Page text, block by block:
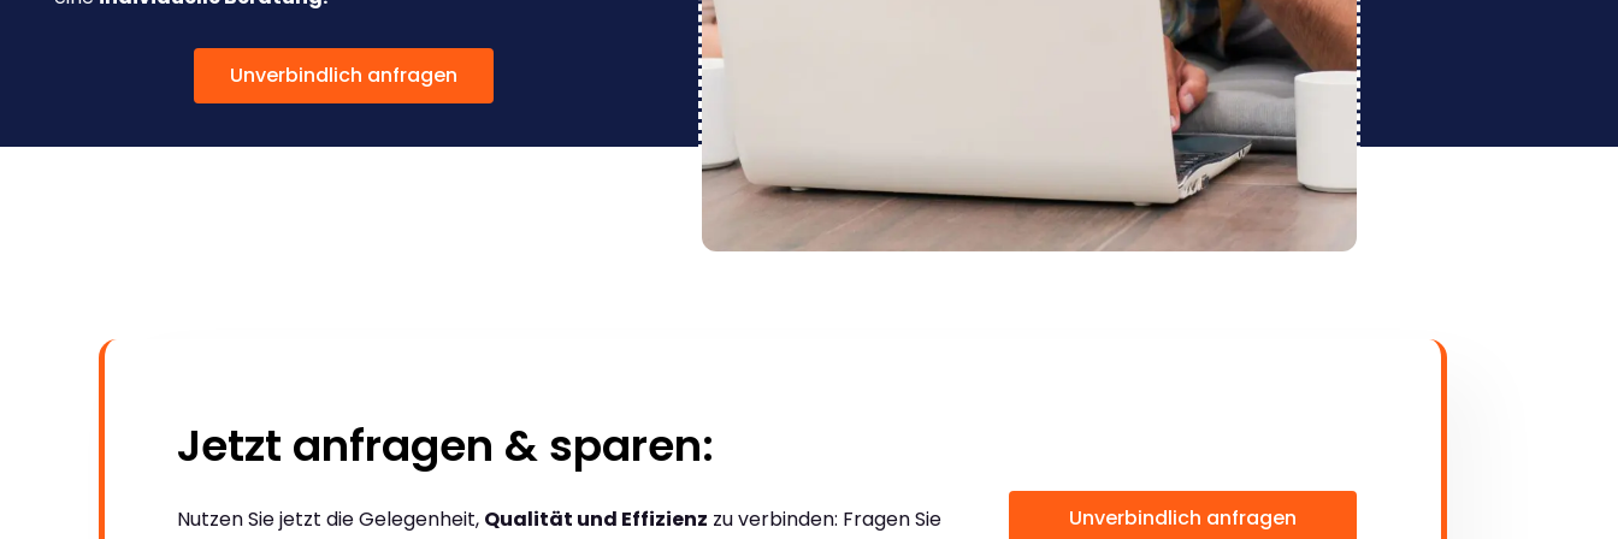
Unverbindlich anfragen
Jetzt anfragen & sparen:
Nutzen Sie jetzt die Gelegenheit, Qualität und Effizienz zu verbinden: Fragen Sie
Unverbindlich anfragen